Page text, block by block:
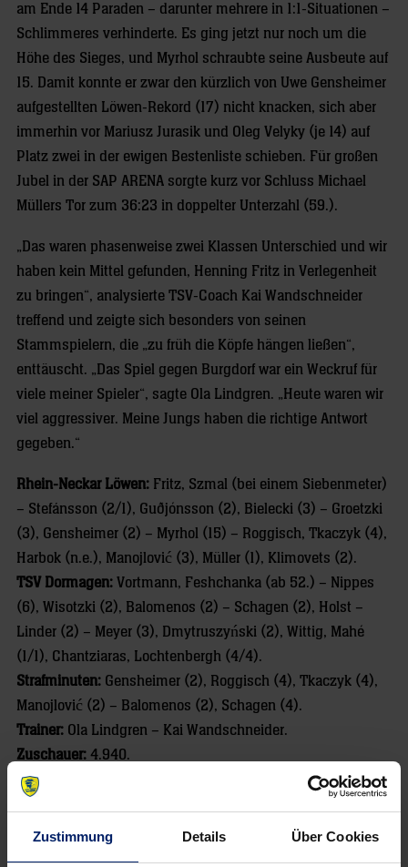
Zustimmung Details Über Cookies
am Ende 14 Paraden – darunter mehrere in 1:1-Situationen –
Schlimmeres verhinderte. Es ging jetzt nur noch um die
Höhe des Sieges, und Myrhol schraubte seine Ausbeute auf
15. Damit konnte er zwar den kürzlich von Uwe Gensheimer
aufgestellten Löwen-Rekord (17) nicht knacken, sich aber
immerhin vor Mariusz Jurasik und Oleg Velyky (je 14) auf
Platz zwei in der ewigen Bestenliste schieben. Für großen
Jubel in der SAP ARENA sorgte kurz vor Schluss Michael
Müllers Tor zum 36:23 in doppelter Unterzahl (59.).
„Das waren phasenweise zwei Klassen Unterschied und wir
haben kein Mittel gefunden, Henning Fritz in Verlegenheit
zu bringen“, analysierte TSV-Coach Kai Wandschneider
treffend und zeigte sich besonders von seinen
Stammspielern, die „zu früh die Köpfe hängen ließen“,
enttäuscht. „Das Spiel gegen Burgdorf war ein Weckruf für
viele meiner Spieler“, sagte Ola Lindgren. „Heute waren wir
viel aggressiver. Meine Jungs haben die richtige Antwort
gegeben.“
Rhein-Neckar Löwen: Fritz, Szmal (bei einem Siebenmeter)
– Stefánsson (2/1), Guðjónsson (2), Bielecki (3) – Groetzki
(3), Gensheimer (2) – Myrhol (15) – Roggisch, Tkaczyk (4),
Harbok (n.e.), Manojlović (3), Müller (1), Klimovets (2).
TSV Dormagen: Vortmann, Feshchanka (ab 52.) – Nippes
(6), Wisotzki (2), Balomenos (2) – Schagen (2), Holst –
Linder (2) – Meyer (3), Dmytruszyński (2), Wittig, Mahé
(1/1), Chantziaras, Lochtenbergh (4/4).
Strafminuten: Gensheimer (2), Roggisch (4), Tkaczyk (4),
Manojlović (2) – Balomenos (2), Schagen (4).
Trainer: Ola Lindgren – Kai Wandschneider.
Zuschauer: 4.940.
Schiedsrichter:
Martin Harms (Magdeburg) / Jörg Mahlich
Spielfilm:
4:0 (5.), 6:2 (10.), 8:3 (15.), 11:6 (20.), 14:9 (25.),